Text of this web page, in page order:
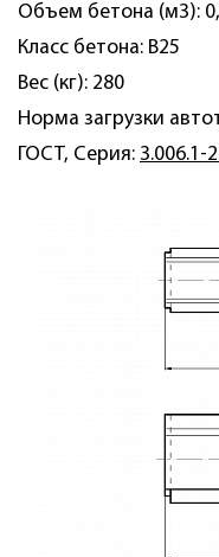
Объем бетона (м3):
Класс бетона: B25
Вес (кг): 280
Норма загрузки
ГОСТ, Серия: 3.006.1-